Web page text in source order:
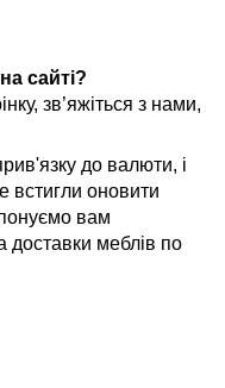
сайті?
зв’яжіться з нами,
до валюти, і
встигли оновити
вам
доставки меблів по